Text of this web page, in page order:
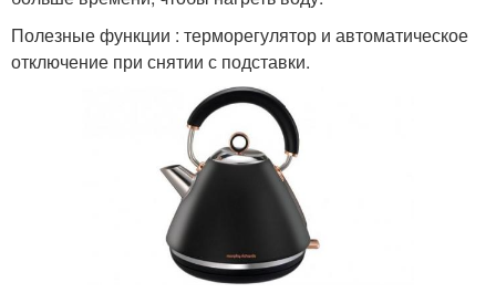
Полезные функции : терморегулятор и автоматическое
отключение при снятии с подставки.